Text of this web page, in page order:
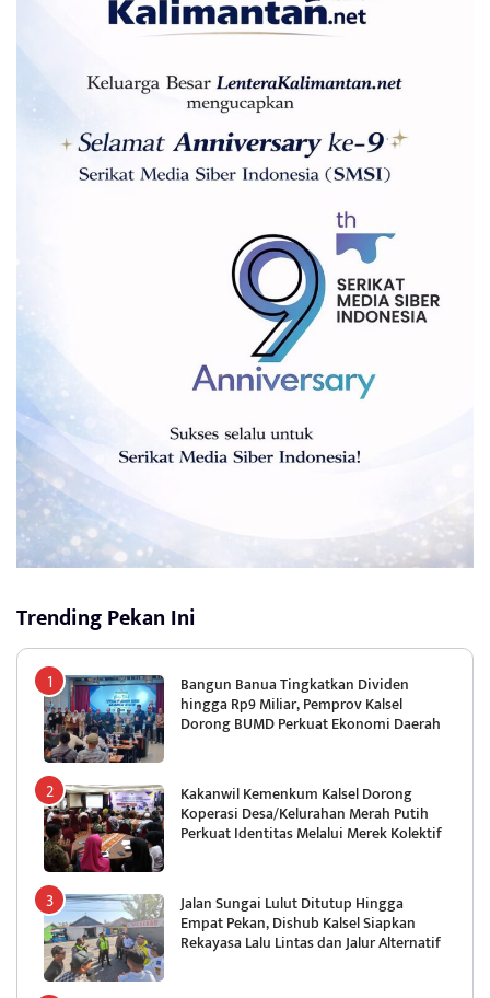
Trending Pekan Ini
Bangun Banua Tingkatkan Dividen
hingga Rp9 Miliar, Pemprov Kalsel
Dorong BUMD Perkuat Ekonomi Daerah
Kakanwil Kemenkum Kalsel Dorong
Koperasi Desa/Kelurahan Merah Putih
Perkuat Identitas Melalui Merek Kolektif
Jalan Sungai Lulut Ditutup Hingga
Empat Pekan, Dishub Kalsel Siapkan
Rekayasa Lalu Lintas dan Jalur Alternatif